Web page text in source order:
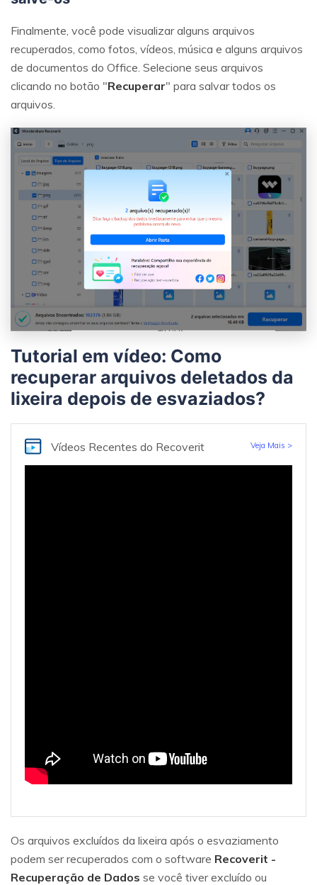
Finalmente, você pode visualizar alguns arquivos
recuperados, como fotos, vídeos, música e alguns arquivos
de documentos do Office. Selecione seus arquivos
clicando no botão "Recuperar" para salvar todos os
arquivos.
Tutorial em vídeo: Como
recuperar arquivos deletados da
lixeira depois de esvaziados?
Vídeos Recentes do Recoverit Veja Mais >
Os arquivos excluídos da lixeira após o esvaziamento
podem ser recuperados com o software Recoverit -
Recuperação de Dados se você tiver excluído ou